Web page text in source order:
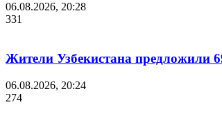
06.08.2026, 20:28
331
Жители Узбекистана предложили
06.08.2026, 20:24
274